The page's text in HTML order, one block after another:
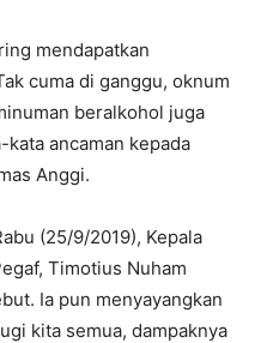
mendapatkan
cuma di ganggu, oknum
beralkohol juga
ancaman kepada
Anggi.
(25/9/2019), Kepala
Timotius Nuham
Ia pun menyayangkan
kita semua, dampaknya